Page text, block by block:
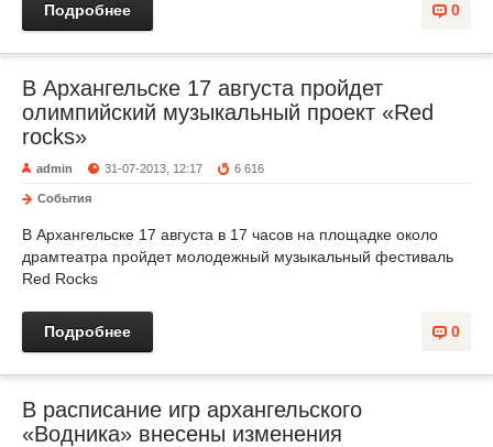
0
Подробнее
В Архангельске 17 августа пройдет
олимпийский музыкальный проект «Red
rocks»
admin 31-07-2013, 12:17 6 616
События
В Архангельске 17 августа в 17 часов на площадке около
драмтеатра пройдет молодежный музыкальный фестиваль
Red Rocks
0
Подробнее
В расписание игр архангельского
«Водника» внесены изменения